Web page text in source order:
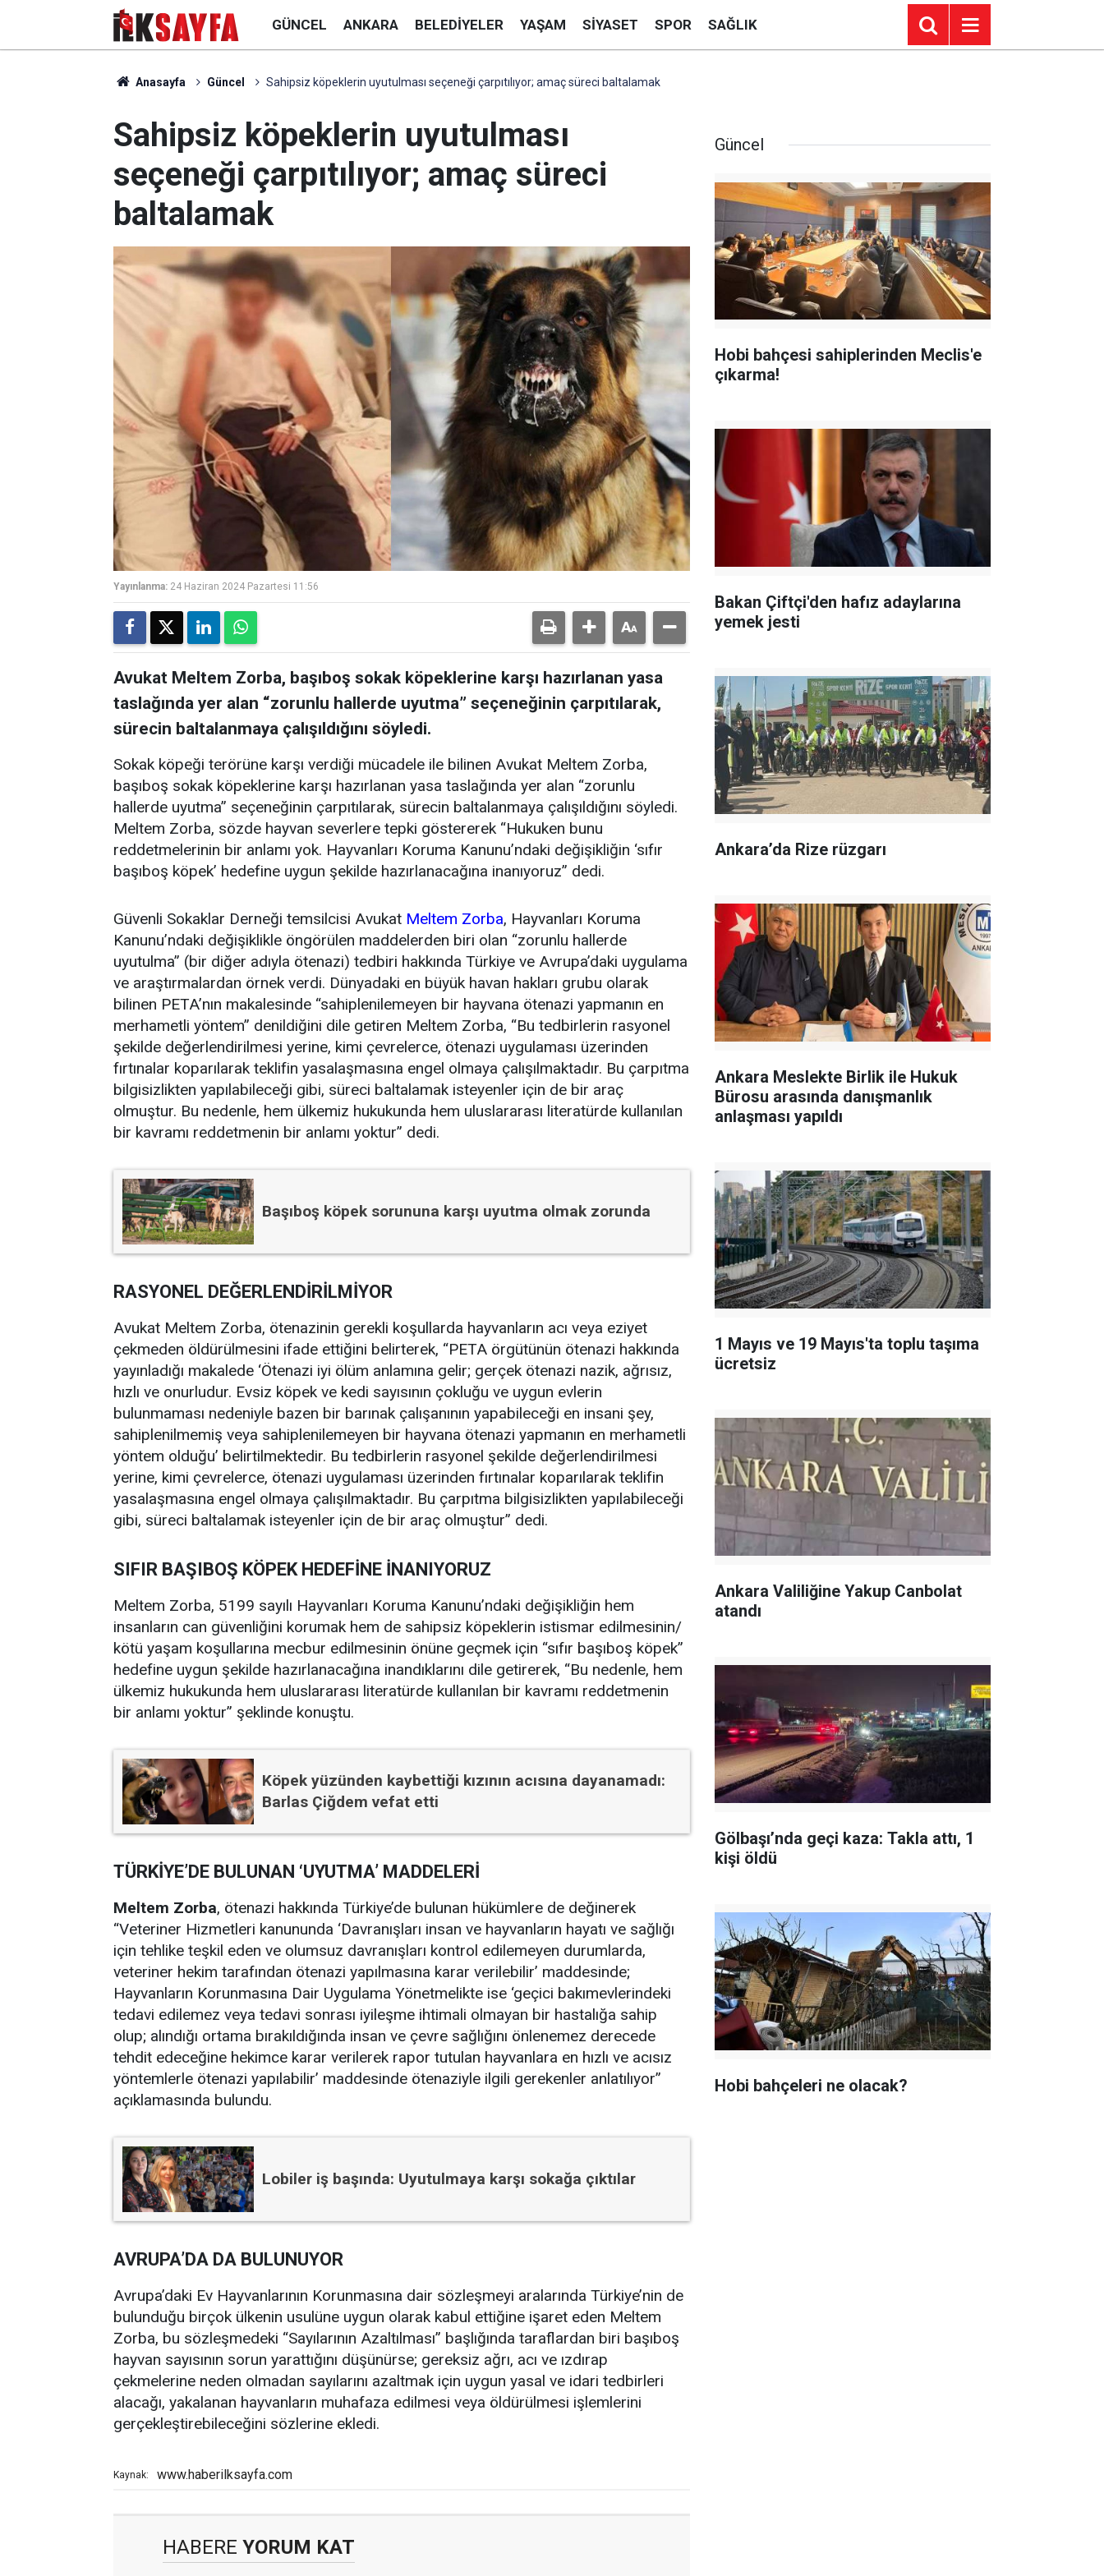
GÜNCEL ANKARA BELEDIYELER YAŞAM SIYASET SPOR SAĞLIK
Anasayfa Güncel Sahipsiz köpeklerin uyutulması seçeneği çarpıtılıyor; amaç süreci baltalamak
Sahipsiz köpeklerin uyutulması
seçeneği çarpıtılıyor; amaç süreci
baltalamak
Yayınlanma: 24 Haziran 2024 Pazartesi 11:56
Avukat Meltem Zorba, başıboş sokak köpeklerine karşı hazırlanan yasa
taslağında yer alan “zorunlu hallerde uyutma” seçeneğinin çarpıtılarak,
sürecin baltalanmaya çalışıldığını söyledi.
Sokak köpeği terörüne karşı verdiği mücadele ile bilinen Avukat Meltem Zorba,
başıboş sokak köpeklerine karşı hazırlanan yasa taslağında yer alan “zorunlu
hallerde uyutma” seçeneğinin çarpıtılarak, sürecin baltalanmaya çalışıldığını söyledi.
Meltem Zorba, sözde hayvan severlere tepki göstererek “Hukuken bunu
reddetmelerinin bir anlamı yok. Hayvanları Koruma Kanunu’ndaki değişikliğin ‘sıfır
başıboş köpek’ hedefine uygun şekilde hazırlanacağına inanıyoruz” dedi.
Güvenli Sokaklar Derneği temsilcisi Avukat Meltem Zorba, Hayvanları Koruma
Kanunu’ndaki değişiklikle öngörülen maddelerden biri olan “zorunlu hallerde
uyutulma” (bir diğer adıyla ötenazi) tedbiri hakkında Türkiye ve Avrupa’daki uygulama
ve araştırmalardan örnek verdi. Dünyadaki en büyük havan hakları grubu olarak
bilinen PETA’nın makalesinde “sahiplenilemeyen bir hayvana ötenazi yapmanın en
merhametli yöntem” denildiğini dile getiren Meltem Zorba, “Bu tedbirlerin rasyonel
şekilde değerlendirilmesi yerine, kimi çevrelerce, ötenazi uygulaması üzerinden
fırtınalar koparılarak teklifin yasalaşmasına engel olmaya çalışılmaktadır. Bu çarpıtma
bilgisizlikten yapılabileceği gibi, süreci baltalamak isteyenler için de bir araç
olmuştur. Bu nedenle, hem ülkemiz hukukunda hem uluslararası literatürde kullanılan
bir kavramı reddetmenin bir anlamı yoktur” dedi.
Başıboş köpek sorununa karşı uyutma olmak zorunda
RASYONEL DEĞERLENDİRİLMİYOR
Avukat Meltem Zorba, ötenazinin gerekli koşullarda hayvanların acı veya eziyet
çekmeden öldürülmesini ifade ettiğini belirterek, “PETA örgütünün ötenazi hakkında
yayınladığı makalede ‘Ötenazi iyi ölüm anlamına gelir; gerçek ötenazi nazik, ağrısız,
hızlı ve onurludur. Evsiz köpek ve kedi sayısının çokluğu ve uygun evlerin
bulunmaması nedeniyle bazen bir barınak çalışanının yapabileceği en insani şey,
sahiplenilmemiş veya sahiplenilemeyen bir hayvana ötenazi yapmanın en merhametli
yöntem olduğu’ belirtilmektedir. Bu tedbirlerin rasyonel şekilde değerlendirilmesi
yerine, kimi çevrelerce, ötenazi uygulaması üzerinden fırtınalar koparılarak teklifin
yasalaşmasına engel olmaya çalışılmaktadır. Bu çarpıtma bilgisizlikten yapılabileceği
gibi, süreci baltalamak isteyenler için de bir araç olmuştur” dedi.
SIFIR BAŞIBOŞ KÖPEK HEDEFİNE İNANIYORUZ
Meltem Zorba, 5199 sayılı Hayvanları Koruma Kanunu’ndaki değişikliğin hem
insanların can güvenliğini korumak hem de sahipsiz köpeklerin istismar edilmesinin/
kötü yaşam koşullarına mecbur edilmesinin önüne geçmek için “sıfır başıboş köpek”
hedefine uygun şekilde hazırlanacağına inandıklarını dile getirerek, “Bu nedenle, hem
ülkemiz hukukunda hem uluslararası literatürde kullanılan bir kavramı reddetmenin
bir anlamı yoktur” şeklinde konuştu.
Köpek yüzünden kaybettiği kızının acısına dayanamadı:
Barlas Çiğdem vefat etti
TÜRKİYE’DE BULUNAN ‘UYUTMA’ MADDELERİ
Meltem Zorba, ötenazi hakkında Türkiye’de bulunan hükümlere de değinerek
“Veteriner Hizmetleri kanununda ‘Davranışları insan ve hayvanların hayatı ve sağlığı
için tehlike teşkil eden ve olumsuz davranışları kontrol edilemeyen durumlarda,
veteriner hekim tarafından ötenazi yapılmasına karar verilebilir’ maddesinde;
Hayvanların Korunmasına Dair Uygulama Yönetmelikte ise ‘geçici bakımevlerindeki
tedavi edilemez veya tedavi sonrası iyileşme ihtimali olmayan bir hastalığa sahip
olup; alındığı ortama bırakıldığında insan ve çevre sağlığını önlenemez derecede
tehdit edeceğine hekimce karar verilerek rapor tutulan hayvanlara en hızlı ve acısız
yöntemlerle ötenazi yapılabilir’ maddesinde ötenaziyle ilgili gerekenler anlatılıyor”
açıklamasında bulundu.
Lobiler iş başında: Uyutulmaya karşı sokağa çıktılar
AVRUPA’DA DA BULUNUYOR
Avrupa’daki Ev Hayvanlarının Korunmasına dair sözleşmeyi aralarında Türkiye’nin de
bulunduğu birçok ülkenin usulüne uygun olarak kabul ettiğine işaret eden Meltem
Zorba, bu sözleşmedeki “Sayılarının Azaltılması” başlığında taraflardan biri başıboş
hayvan sayısının sorun yarattığını düşünürse; gereksiz ağrı, acı ve ızdırap
çekmelerine neden olmadan sayılarını azaltmak için uygun yasal ve idari tedbirleri
alacağı, yakalanan hayvanların muhafaza edilmesi veya öldürülmesi işlemlerini
gerçekleştirebileceğini sözlerine ekledi.
Kaynak: www.haberilksayfa.com
HABERE YORUM KAT
Güncel
Hobi bahçesi sahiplerinden Meclis'e
çıkarma!
Bakan Çiftçi'den hafız adaylarına
yemek jesti
Ankara’da Rize rüzgarı
Ankara Meslekte Birlik ile Hukuk
Bürosu arasında danışmanlık
anlaşması yapıldı
1 Mayıs ve 19 Mayıs'ta toplu taşıma
ücretsiz
Ankara Valiliğine Yakup Canbolat
atandı
Gölbaşı’nda geçi kaza: Takla attı, 1
kişi öldü
Hobi bahçeleri ne olacak?